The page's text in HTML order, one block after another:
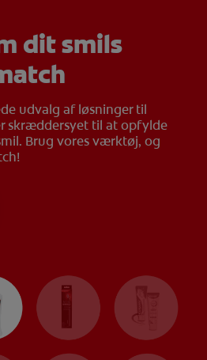
dit smils
udvalg af løsninger til
skræddersyet til at opfylde
Brug vores værktøj, og